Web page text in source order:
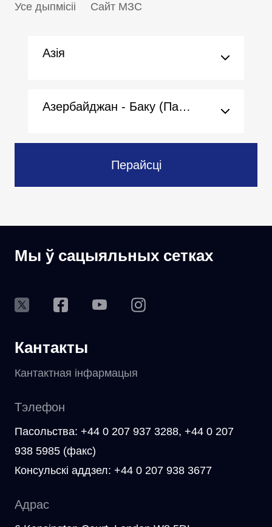
Усе дыпмісіі Сайт МЗС
Азія
Азербайджан - Баку (Пасольства)
Перайсці
Мы ў сацыяльных сетках
Кантакты
Кантактная інфармацыя
Тэлефон
Пасольства: +44 0 207 937 3288, +44 0 207
938 5985 (факс)
Консульскі аддзел: +44 0 207 938 3677
Адрас